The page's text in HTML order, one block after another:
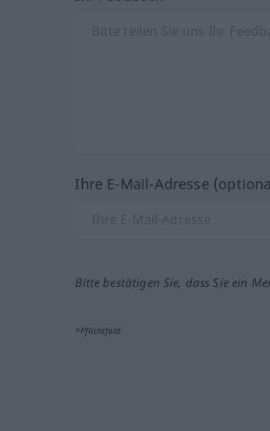
Ihre E-Mail-Adresse
Bitte bestätigen Sie, dass Sie ein
*Pflichtfeld